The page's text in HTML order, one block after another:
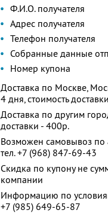
Ф.И.О. получателя
Адрес получателя
Телефон получателя
Собранные данные
Номер купона
Доставка по Москве,
4 дня, стоимость
Доставка по другим
доставки - 400р.
Возможен самовывоз по
тел. +7 (968) 847-69-43
Скидка по купону не
компании
Информацию по
+7 (985) 649-65-87